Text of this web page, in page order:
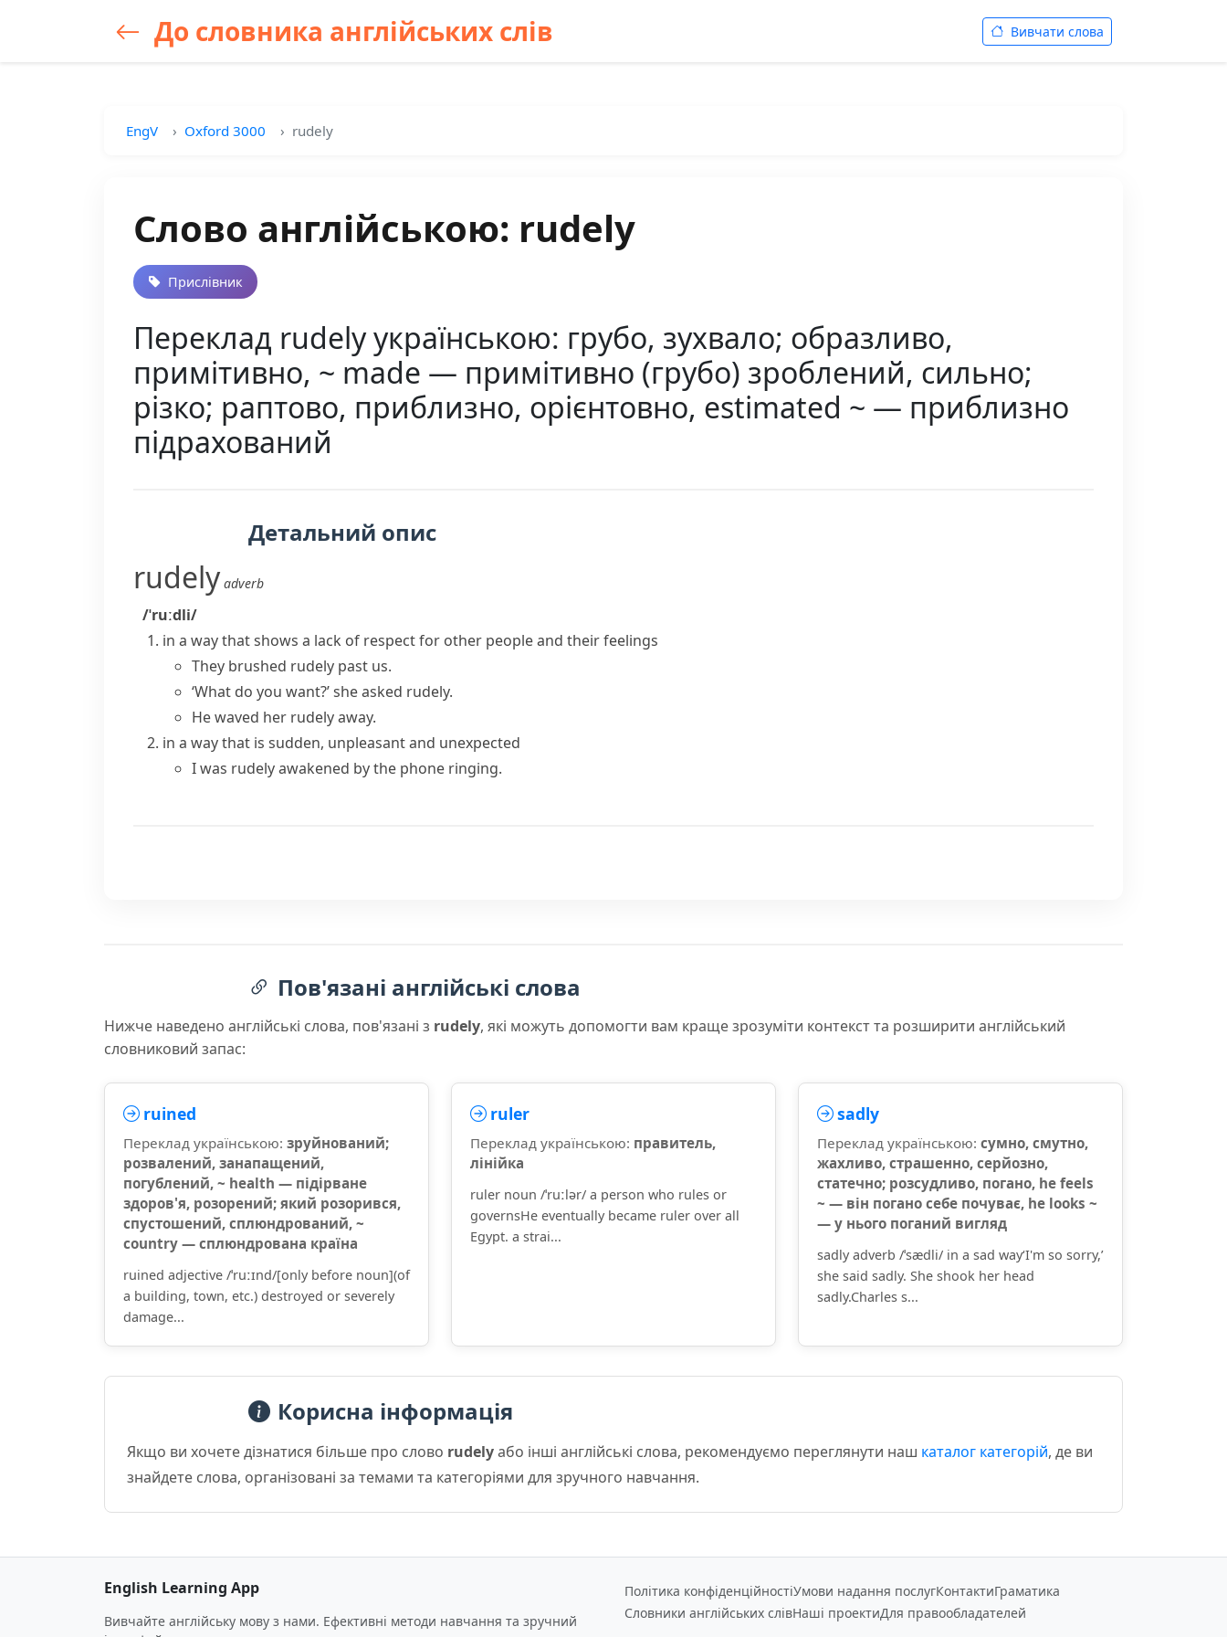
До словника англійських слів Вивчати слова
EngV Oxford 3000 rudely
Слово англійською: rudely
Прислівник
Переклад rudely українською: грубо, зухвало; образливо,
примітивно, ~ made — примітивно (грубо) зроблений, сильно;
різко; раптово, приблизно, орієнтовно, estimated ~ — приблизно
підрахований
Детальний опис
rudely adverb
/ˈruːdli/
in a way that shows a lack of respect for other people and their feelings
They brushed rudely past us.
‘What do you want?’ she asked rudely.
He waved her rudely away.
in a way that is sudden, unpleasant and unexpected
I was rudely awakened by the phone ringing.
Пов'язані англійські слова
Нижче наведено англійські слова, пов'язані з rudely, які можуть допомогти вам краще зрозуміти контекст та розширити англійський
словниковий запас:
ruined
Переклад українською: зруйнований;
розвалений, занапащений,
погублений, ~ health — підірване
здоров'я, розорений; який розорився,
спустошений, сплюндрований, ~
country — сплюндрована країна
ruined adjective /ˈruːɪnd/[only before noun](of
a building, town, etc.) destroyed or severely
damage...
ruler
Переклад українською: правитель,
лінійка
ruler noun /ˈruːlər/ a person who rules or
governsHe eventually became ruler over all
Egypt. a strai...
sadly
Переклад українською: сумно, смутно,
жахливо, страшенно, серйозно,
статечно; розсудливо, погано, he feels
~ — він погано себе почуває, he looks ~
— у нього поганий вигляд
sadly adverb /ˈsædli/ in a sad way‘I'm so sorry,’
she said sadly. She shook her head
sadly.Charles s...
Корисна інформація
Якщо ви хочете дізнатися більше про слово rudelyабо інші англійські слова, рекомендуємо переглянути наш каталог категорій, де ви
знайдете слова, організовані за темами та категоріями для зручного навчання.
English Learning App
Вивчайте англійську мову з нами. Ефективні методи навчання та зручний
Політика конфіденційностіУмови надання послугКонтактиГраматика
Словники англійських слівНаші проектиДля правообладателей